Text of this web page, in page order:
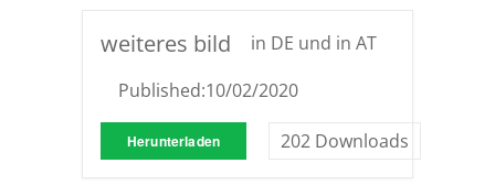
weiteres bild
in DE und in AT
Published:10/02/2020
Herunterladen 202 Downloads